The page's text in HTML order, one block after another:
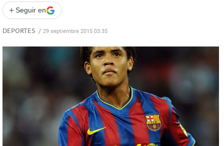
+ Seguir en
DEPORTES / 29 septiembre 2015 03:35